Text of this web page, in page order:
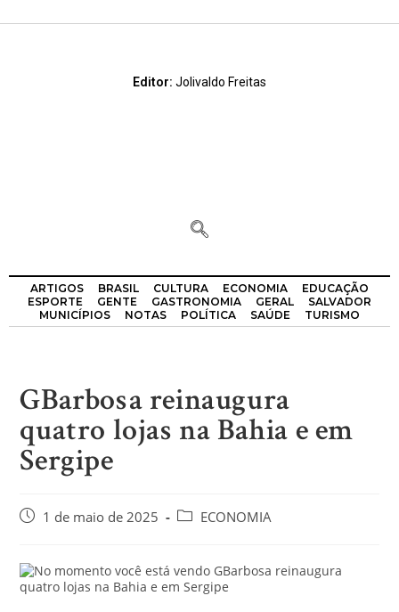
Editor: Jolivaldo Freitas
ARTIGOS BRASIL CULTURA ECONOMIA
EDUCAÇÃO
ESPORTE
GENTE GASTRONOMIA GERAL
SALVADOR
MUNICÍPIOS
NOTAS POLÍTICA SAÚDE TURISMO
GBarbosa reinaugura
quatro lojas na Bahia e em
Sergipe
1 de maio de 2025 ECONOMIA